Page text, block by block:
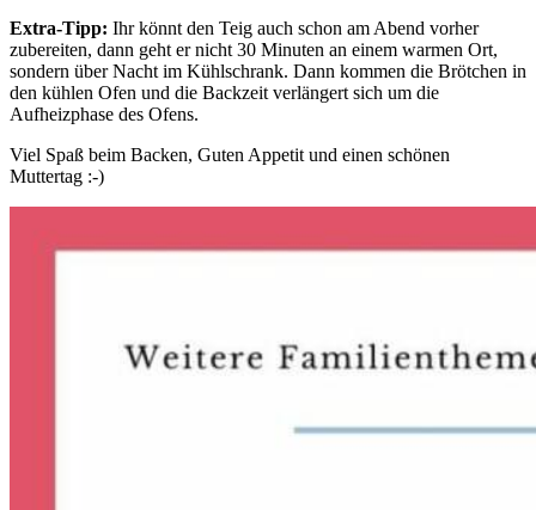
Extra-Tipp: Ihr könnt den Teig auch schon am Abend vorher
zubereiten, dann geht er nicht 30 Minuten an einem warmen Ort,
sondern über Nacht im Kühlschrank. Dann kommen die Brötchen in
den kühlen Ofen und die Backzeit verlängert sich um die
Aufheizphase des Ofens.
Viel Spaß beim Backen, Guten Appetit und einen schönen
Muttertag :-)